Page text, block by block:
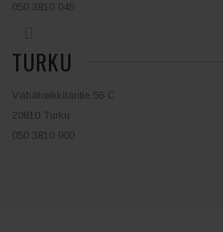
050 3810 045
TURKU
Vähäheikkiläntie 56 C
20810 Turku
050 3810 900